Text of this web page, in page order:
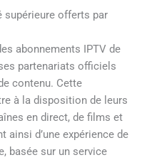
supérieure offerts par
abonnements IPTV de
partenariats officiels
contenu. Cette
à la disposition de leurs
en direct, de films et
ainsi d’une expérience de
basée sur un service